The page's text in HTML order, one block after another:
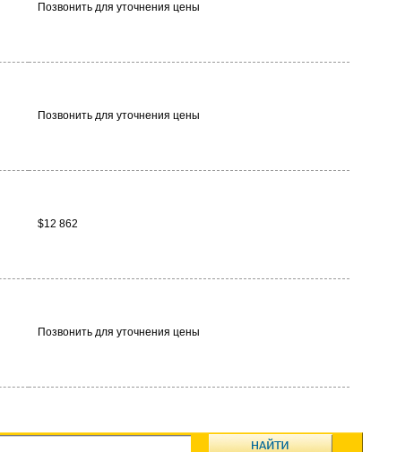
Позвонить для уточнения цены
Позвонить для уточнения цены
$12 862
Позвонить для уточнения цены